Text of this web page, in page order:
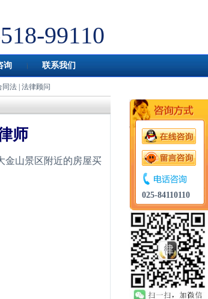
99110
询 联系我们
同法 法律顾问
师
金山景区附近的房屋买
025-84110110